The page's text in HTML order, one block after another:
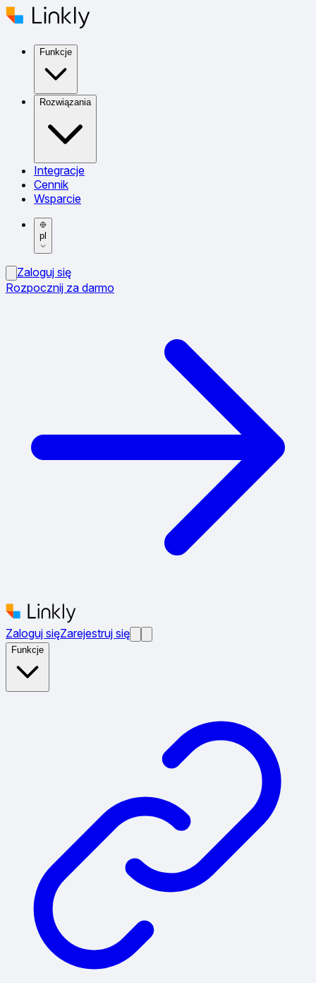
Funkcje
Rozwiązania
Integracje
Cennik
Wsparcie
pl
Zaloguj się
Rozpocznij za darmo
Zaloguj sięZarejestruj się
Funkcje